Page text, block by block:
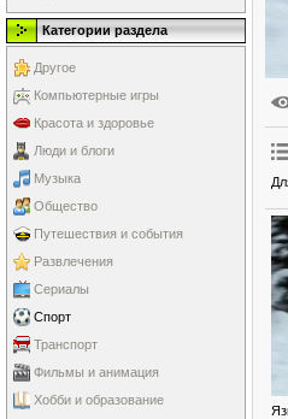
Категории раздела
Другое
Компьютерные игры
Красота и здоровье
Люди и блоги
Музыка
Общество
Путешествия и события
Развлечения
Сериалы
Спорт
Транспорт
Фильмы и анимация
Хобби и образование